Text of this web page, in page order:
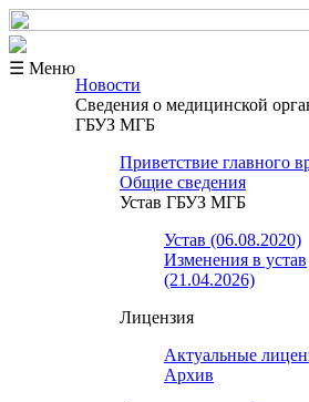
☰ Меню
Новости
Сведения о медицинской
ГБУЗ МГБ
Приветствие главного
Общие сведения
Устав ГБУЗ МГБ
Устав (06.08.2020)
Изменения в устав
(21.04.2026)
Лицензия
Актуальные
Архив